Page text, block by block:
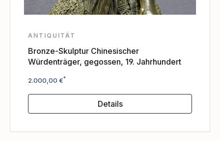
ANTIQUITÄT
Bronze-Skulptur Chinesischer
Würdenträger, gegossen, 19. Jahrhundert
Regulärer Preis:
2.000,00 €*
Details